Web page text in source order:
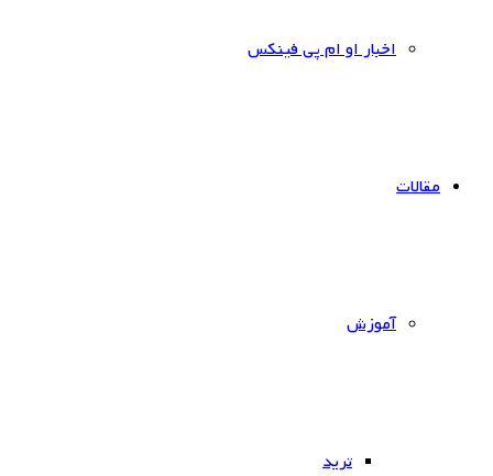
اخبار او ام پی فینکس
مقالات
آموزش
ترید